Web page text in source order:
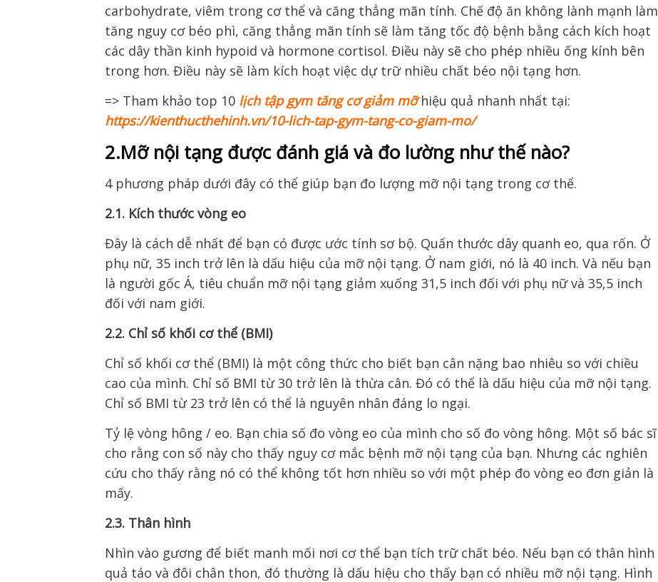
carbohydrate, viêm trong cơ thể và căng thẳng mãn tính. Chế độ ăn không lành mạnh làm
tăng nguy cơ béo phì, căng thẳng mãn tính sẽ làm tăng tốc độ bệnh bằng cách kích hoạt
các dây thần kinh hypoid và hormone cortisol. Điều này sẽ cho phép nhiều ống kính bên
trong hơn. Điều này sẽ làm kích hoạt việc dự trữ nhiều chất béo nội tạng hơn.
=> Tham khảo top 10 lịch tập gym tăng cơ giảm mỡhiệu quả nhanh nhất tại:
https://kienthucthehinh.vn/10-lich-tap-gym-tang-co-giam-mo/
2.Mỡ nội tạng được đánh giá và đo lường như thế nào?
4 phương pháp dưới đây có thể giúp bạn đo lượng mỡ nội tạng trong cơ thể.
2.1. Kích thước vòng eo
Đây là cách dễ nhất để bạn có được ước tính sơ bộ. Quấn thước dây quanh eo, qua rốn. Ở
phụ nữ, 35 inch trở lên là dấu hiệu của mỡ nội tạng. Ở nam giới, nó là 40 inch. Và nếu bạn
là người gốc Á, tiêu chuẩn mỡ nội tạng giảm xuống 31,5 inch đối với phụ nữ và 35,5 inch
đối với nam giới.
2.2. Chỉ số khối cơ thể (BMI)
Chỉ số khối cơ thể (BMI) là một công thức cho biết bạn cân nặng bao nhiêu so với chiều
cao của mình. Chỉ số BMI từ 30 trở lên là thừa cân. Đó có thể là dấu hiệu của mỡ nội tạng.
Chỉ số BMI từ 23 trở lên có thể là nguyên nhân đáng lo ngại.
Tỷ lệ vòng hông / eo. Bạn chia số đo vòng eo của mình cho số đo vòng hông. Một số bác sĩ
cho rằng con số này cho thấy nguy cơ mắc bệnh mỡ nội tạng của bạn. Nhưng các nghiên
cứu cho thấy rằng nó có thể không tốt hơn nhiều so với một phép đo vòng eo đơn giản là
mấy.
2.3. Thân hình
Nhìn vào gương để biết manh mối nơi cơ thể bạn tích trữ chất béo. Nếu bạn có thân hình
quả táo và đôi chân thon, đó thường là dấu hiệu cho thấy bạn có nhiều mỡ nội tạng. Hình